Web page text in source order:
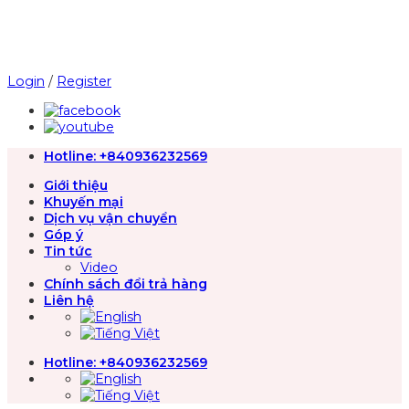
Login / Register
Hotline: +840936232569
Giới thiệu
Khuyến mại
Dịch vụ vận chuyển
Góp ý
Tin tức
Video
Chính sách đổi trả hàng
Liên hệ
Hotline: +840936232569